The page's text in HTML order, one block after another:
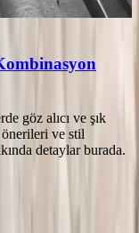
göz alıcı ve şık
ve stil
detaylar burada.